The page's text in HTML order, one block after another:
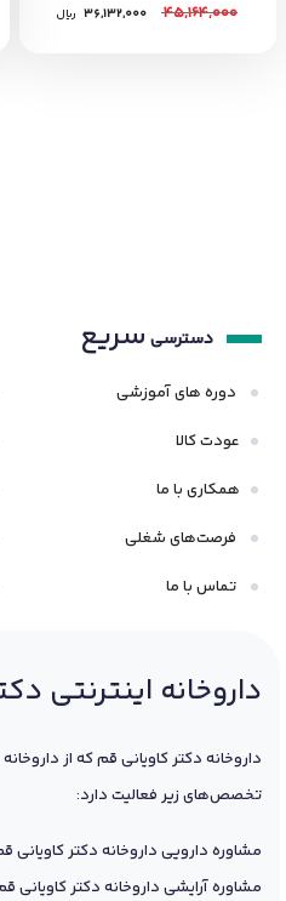
45,164,000
36,132,000 ﷼
دسترسی سریع
دوره های آموزشی
عودت کالا
همکاری با ما
فرصت‌های شغلی
تماس با ما
داروخانه اینترنتی
داروخانه دکتر کاویانی قم که از
تخصص‌های زیر فعالیت دارد:
مشاوره دارویی داروخانه دکتر کاویانی
مشاوره آرایشی داروخانه دکتر کاویانی